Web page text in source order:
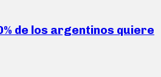
de los argentinos quiere